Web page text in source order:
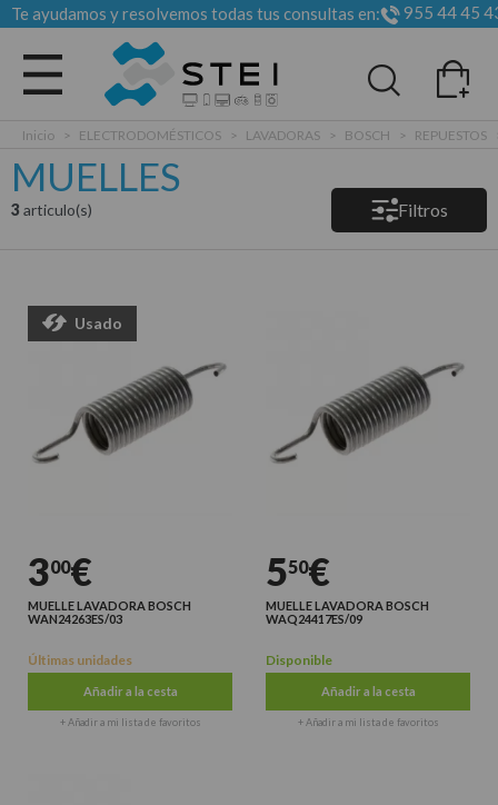
Te ayudamos y resolvemos todas tus consultas en: 955 44 45
Todas las categorias
Inicio > ELECTRODOMÉSTICOS > LAVADORAS > BOSCH > REPUESTOS
MUELLES
3 articulo(s) Filtros
Usado
300€
MUELLE LAVADORA BOSCH
WAN24263ES/03
Últimas unidades
Añadir a la cesta
+ Añadir a mi lista de favoritos
550€
MUELLE LAVADORA BOSCH
WAQ24417ES/09
Disponible
Añadir a la cesta
+ Añadir a mi lista de favoritos